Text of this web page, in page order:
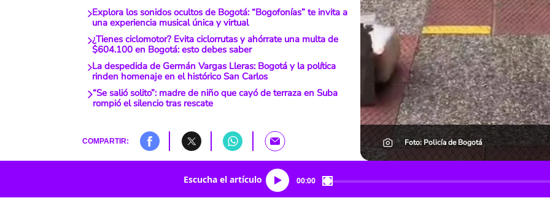
Explora los sonidos ocultos de Bogotá: “Bogofonías” te invita a
una experiencia musical única y virtual
¿Tienes ciclomotor? Evita ciclorrutas y ahórrate una multa de
$604.100 en Bogotá: esto debes saber
La despedida de Germán Vargas Lleras: Bogotá y la política
rinden homenaje en el histórico San Carlos
“Se salió solito”: madre de niño que cayó de terraza en Suba
rompió el silencio tras rescate
COMPARTIR: Foto: Policía de Bogotá
Escucha el artículo 00:00